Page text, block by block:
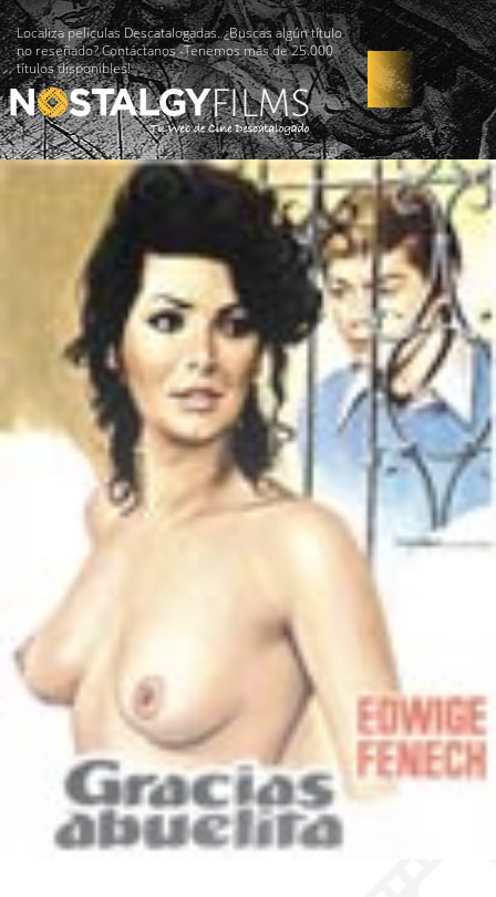
Localiza películas Descatalogadas. ¿Buscas algún título
no reseñado? Contáctanos -Tenemos más de 25.000
títulos disponibles!